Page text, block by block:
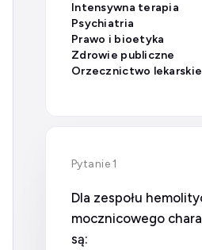
Intensywna terapia
Psychiatria
Prawo i bioetyka
Zdrowie publiczne
Orzecznictwo lekarskie
Pytanie 1
Dla zespołu
mocznicowego
są: